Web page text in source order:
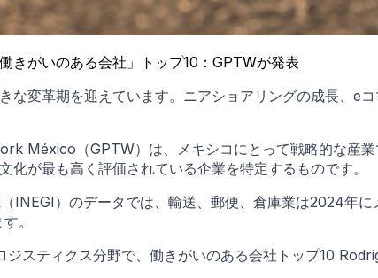
きがいのある会社」トップ10：GPTWが発表
な変革期を迎えています。ニアショアリングの成長、e
México（GPTW）は、メキシコにとって戦略的な産
化が最も高く評価されている企業を特定するものです。
INEGI）のデータでは、輸送、郵便、倉庫業は2024年
。
ジスティクス分野で、働きがいのある会社トップ10